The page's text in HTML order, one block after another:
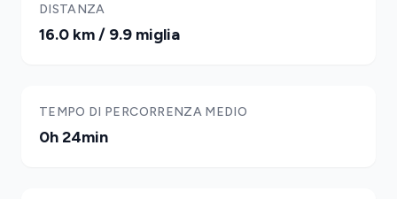
DISTANZA
16.0 km / 9.9 miglia
TEMPO DI PERCORRENZA MEDIO
0h 24min